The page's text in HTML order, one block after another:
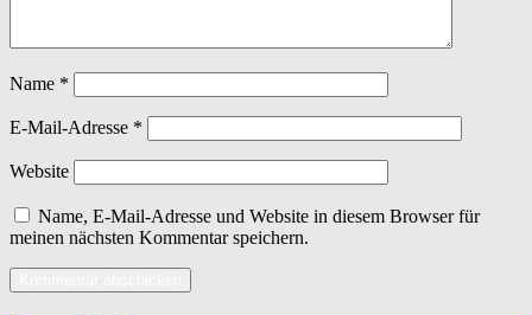
Name *
E-Mail-Adresse *
Website
Name, E-Mail-Adresse und Website in diesem Browser für
meinen nächsten Kommentar speichern.